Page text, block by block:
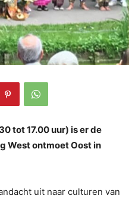
tot 17.00 uur) is er de
West ontmoet Oost in
uit naar culturen van